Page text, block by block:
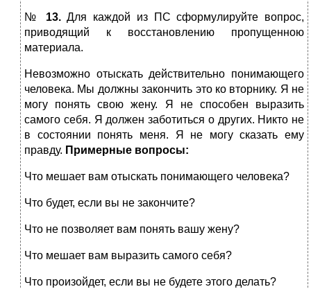
№ 13.Для каждой из ПС сформулируйте вопрос,
приводящий к восстановлению пропущенною
материала.
Невозможно отыскать действительно понимающего
человека. Мы должны закончить это ко вторнику. Я не
могу понять свою жену. Я не способен выразить
самого себя. Я должен заботиться о других. Никто не
в состоянии понять меня. Я не могу сказать ему
правду. Примерные вопросы:
Что мешает вам отыскать понимающего человека?
Что будет, если вы не закончите?
Что не позволяет вам понять вашу жену?
Что мешает вам выразить самого себя?
Что произойдет, если вы не будете этого делать?